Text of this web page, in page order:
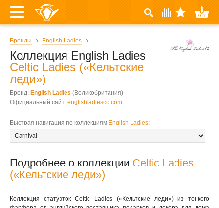
Бренды English Ladies
Коллекция English Ladies
Celtic Ladies («Кельтские
леди»)
Бренд: English Ladies (Великобритания)
Официальный сайт: englishladiesco.com
Быстрая навигация по коллекциям English Ladies:
Подробнее о коллекции Celtic Ladies
(«Кельтские леди»)
Коллекция статуэток Celtic Ladies («Кельтские леди») из тонкого